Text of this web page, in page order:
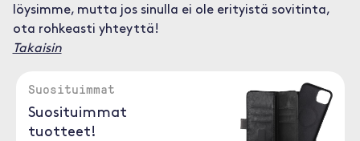
löysimme, mutta jos sinulla ei ole erityistä sovitinta,
ota rohkeasti yhteyttä!
Takaisin
Suosituimmat
Suosituimmat
tuotteet!